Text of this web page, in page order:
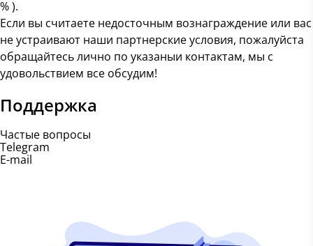
% ).
Если вы считаете недосточным вознаграждение или вас
не устраивают наши партнерские условия, пожалуйста
обращайтесь лично по указаныи контактам, мы с
удовольствием все обсудим!
Поддержка
Частые вопросы
Telegram
E-mail